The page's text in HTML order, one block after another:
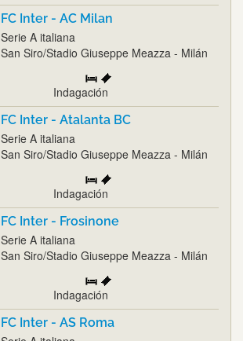
FC Inter - AC Milan
Serie A italiana
San Siro/Stadio Giuseppe Meazza - Milán
Indagación
FC Inter - Atalanta BC
Serie A italiana
San Siro/Stadio Giuseppe Meazza - Milán
Indagación
FC Inter - Frosinone
Serie A italiana
San Siro/Stadio Giuseppe Meazza - Milán
Indagación
FC Inter - AS Roma